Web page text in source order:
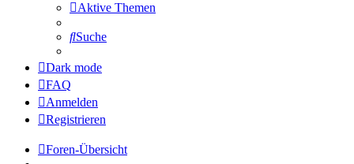
Aktive Themen
Suche
Dark mode
FAQ
Anmelden
Registrieren
Foren-Übersicht